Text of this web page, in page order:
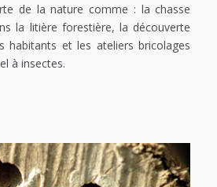
de la nature comme : la chasse
la litière forestière, la découverte
habitants et les ateliers bricolages
à insectes.